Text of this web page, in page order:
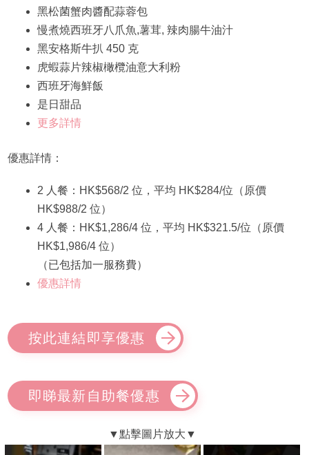
黑松菌蟹肉醬配蒜蓉包
慢煮燒西班牙八爪魚,薯茸, 辣肉腸牛油汁
黑安格斯牛扒 450 克
虎蝦蒜片辣椒橄欖油意大利粉
西班牙海鮮飯
是日甜品
更多詳情
優惠詳情：
2 人餐：HK$568/2 位，平均 HK$284/位（原價
HK$988/2 位）
4 人餐：HK$1,286/4 位，平均 HK$321.5/位（原價
HK$1,986/4 位）
（已包括加一服務費）
優惠詳情
按此連結即享優惠
即睇最新自助餐優惠